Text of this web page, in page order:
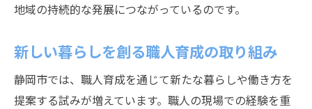
地域の持続的な発展につながっているのです。
新しい暮らしを創る職人育成の取り組み
静岡市では、職人育成を通じて新たな暮らしや働き方を
提案する試みが増えています。職人の現場での経験を重